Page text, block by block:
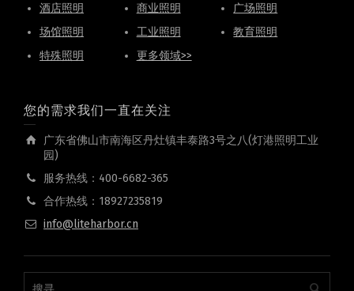
酒店照明
商业照明
广场照明
场馆照明
工业照明
教育照明
特殊照明
更多领域>>
您的需求我们一直在关注
广东省佛山市南海区丹灶镇丰泰路3号之八(灯港照明工业
园)
服务热线：400-6682-365
合作热线：18927235819
info@liteharbor.cn